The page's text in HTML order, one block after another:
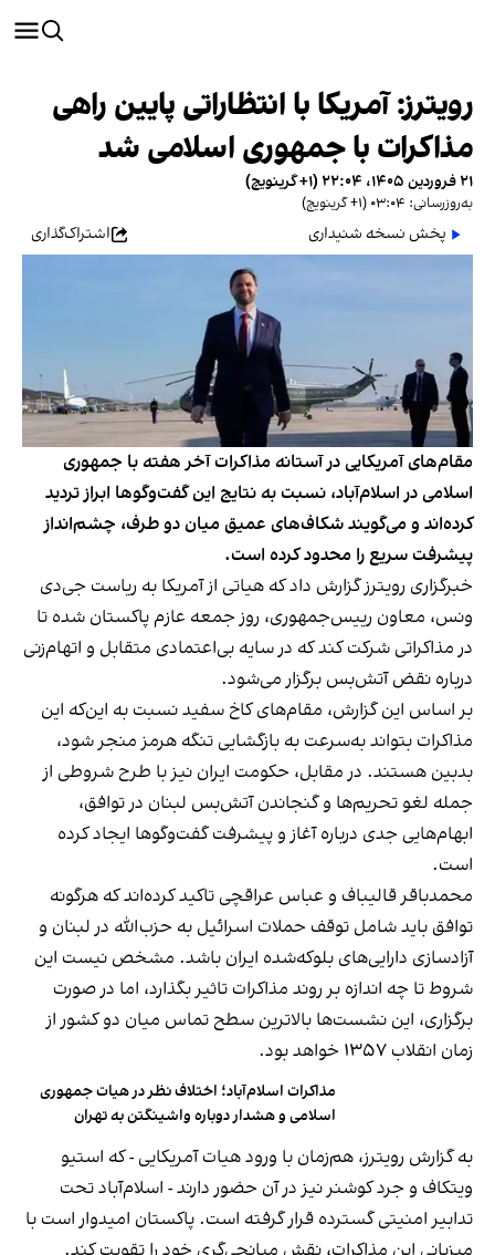
رویترز: آمریکا با انتظاراتی پایین راهی
مذاکرات با جمهوری اسلامی شد
۲۱ فروردین ۱۴۰۵، ۲۲:۰۴ (‎+۱ گرینویچ)
به‌روزرسانی: ۰۳:۰۴ (‎+۱ گرینویچ)
پخش نسخه شنیداری اشتراک‌گذاری
مقام‌های آمریکایی در آستانه مذاکرات آخر هفته با جمهوری
اسلامی در اسلام‌آباد، نسبت به نتایج این گفت‌وگوها ابراز تردید
کرده‌اند و می‌گویند شکاف‌های عمیق میان دو طرف، چشم‌انداز
پیشرفت سریع را محدود کرده است.
خبرگزاری رویترز گزارش داد که هیاتی از آمریکا به ریاست جی‌دی
ونس، معاون رییس‌جمهوری، روز جمعه عازم پاکستان شده تا
در مذاکراتی شرکت کند که در سایه بی‌اعتمادی متقابل و اتهام‌زنی
درباره نقض آتش‌بس برگزار می‌شود.
بر اساس این گزارش، مقام‌های کاخ سفید نسبت به این‌که این
مذاکرات بتواند به‌سرعت به بازگشایی تنگه هرمز منجر شود،
بدبین هستند. در مقابل، حکومت ایران نیز با طرح شروطی از
جمله لغو تحریم‌ها و گنجاندن آتش‌بس لبنان در توافق،
ابهام‌هایی جدی درباره آغاز و پیشرفت گفت‌وگوها ایجاد کرده
است.
محمدباقر قالیباف و عباس عراقچی تاکید کرده‌اند که هرگونه
توافق باید شامل توقف حملات اسرائیل به حزب‌الله در لبنان و
آزادسازی دارایی‌های بلوکه‌شده ایران باشد. مشخص نیست این
شروط تا چه اندازه بر روند مذاکرات تاثیر بگذارد، اما در صورت
برگزاری، این نشست‌ها بالاترین سطح تماس میان دو کشور از
زمان انقلاب ۱۳۵۷ خواهد بود.
مذاکرات اسلام‌آباد؛ اختلاف نظر در هیات جمهوری
اسلامی و هشدار دوباره واشینگتن به تهران
به گزارش رویترز، هم‌زمان با ورود هیات آمریکایی - که استیو
ویتکاف و جرد کوشنر نیز در آن حضور دارند - اسلام‌آباد تحت
تدابیر امنیتی گسترده قرار گرفته است. پاکستان امیدوار است با